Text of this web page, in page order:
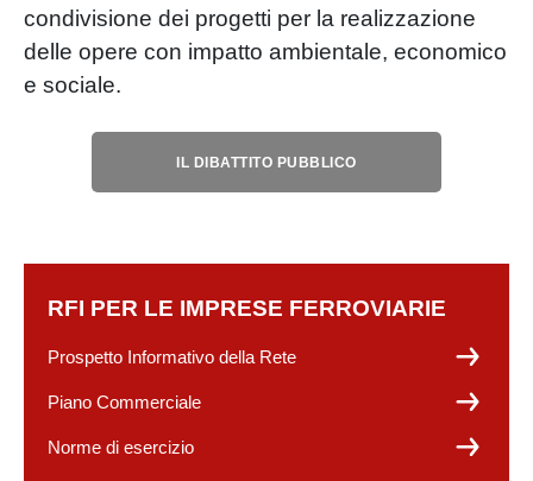
condivisione dei progetti per la realizzazione
delle opere con impatto ambientale, economico
e sociale.
IL DIBATTITO PUBBLICO
RFI PER LE IMPRESE FERROVIARIE
Prospetto Informativo della Rete
Piano Commerciale
Norme di esercizio